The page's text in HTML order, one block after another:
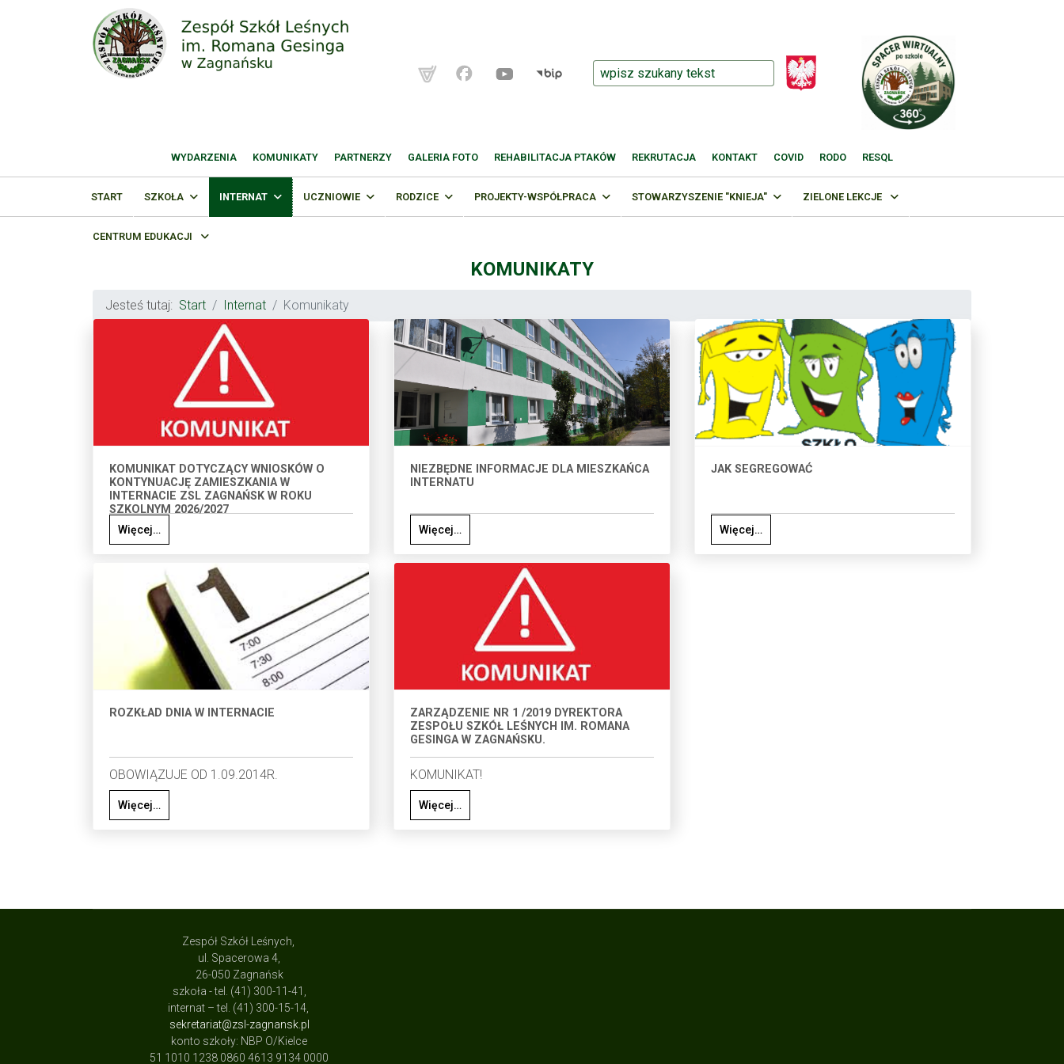
WYDARZENIA KOMUNIKATY PARTNERZY GALERIA FOTO REHABILITACJA PTAKÓW REKRUTACJA KONTAKT COVID RODO RESQL
START SZKOŁA INTERNAT UCZNIOWIE RODZICE PROJEKTY-WSPÓŁPRACA STOWARZYSZENIE "KNIEJA" ZIELONE LEKCJE
CENTRUM EDUKACJI
KOMUNIKATY
Jesteś tutaj: Start Internat Komunikaty
KOMUNIKAT DOTYCZĄCY WNIOSKÓW O
KONTYNUACJĘ ZAMIESZKANIA W
INTERNACIE ZSL ZAGNAŃSK W ROKU
SZKOLNYM 2026/2027
Więcej…
NIEZBĘDNE INFORMACJE DLA MIESZKAŃCA
INTERNATU
Więcej…
JAK SEGREGOWAĆ
Więcej…
ROZKŁAD DNIA W INTERNACIE
OBOWIĄZUJE OD 1.09.2014R.
Więcej…
ZARZĄDZENIE NR 1 /2019 DYREKTORA
ZESPOŁU SZKÓŁ LEŚNYCH IM. ROMANA
GESINGA W ZAGNAŃSKU.
KOMUNIKAT!
Więcej…
Zespół Szkół Leśnych,
ul. Spacerowa 4,
26-050 Zagnańsk
szkoła - tel. (41) 300-11-41,
internat – tel. (41) 300-15-14,
sekretariat@zsl-zagnansk.pl
konto szkoły: NBP O/Kielce
51 1010 1238 0860 4613 9134 0000